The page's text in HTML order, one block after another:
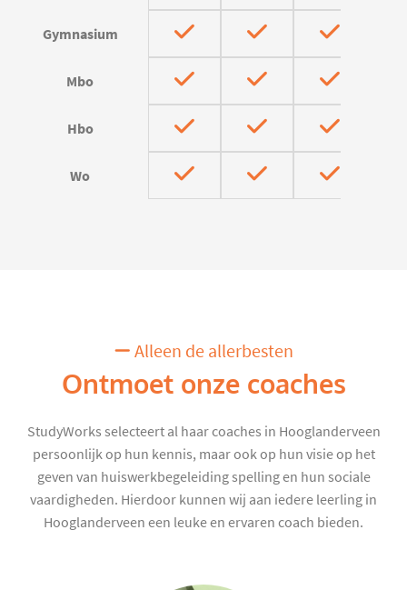
Gymnasium
Mbo
Hbo
Wo
Alleen de allerbesten
Ontmoet onze coaches
StudyWorks selecteert al haar coaches in Hooglanderveen
persoonlijk op hun kennis, maar ook op hun visie op het
geven van huiswerkbegeleiding spelling en hun sociale
vaardigheden. Hierdoor kunnen wij aan iedere leerling in
Hooglanderveen een leuke en ervaren coach bieden.